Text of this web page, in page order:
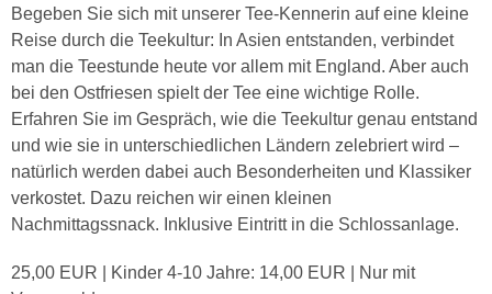
Begeben Sie sich mit unserer Tee-Kennerin auf eine kleine
Reise durch die Teekultur: In Asien entstanden, verbindet
man die Teestunde heute vor allem mit England. Aber auch
bei den Ostfriesen spielt der Tee eine wichtige Rolle.
Erfahren Sie im Gespräch, wie die Teekultur genau entstand
und wie sie in unterschiedlichen Ländern zelebriert wird –
natürlich werden dabei auch Besonderheiten und Klassiker
verkostet. Dazu reichen wir einen kleinen
Nachmittagssnack. Inklusive Eintritt in die Schlossanlage.
25,00 EUR | Kinder 4-10 Jahre: 14,00 EUR | Nur mit